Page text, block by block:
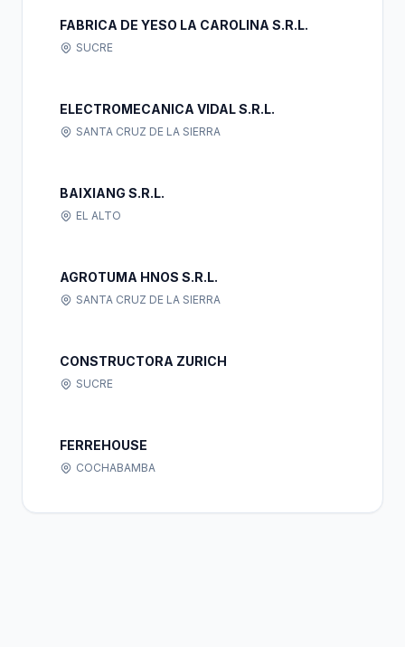
FABRICA DE YESO LA CAROLINA S.R.L.
SUCRE
ELECTROMECANICA VIDAL S.R.L.
SANTA CRUZ DE LA SIERRA
BAIXIANG S.R.L.
EL ALTO
AGROTUMA HNOS S.R.L.
SANTA CRUZ DE LA SIERRA
CONSTRUCTORA ZURICH
SUCRE
FERREHOUSE
COCHABAMBA